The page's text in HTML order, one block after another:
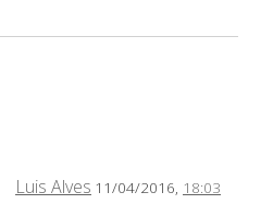
Luis Alves 11/04/2016, 18:03